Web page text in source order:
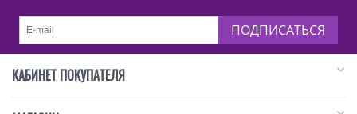
ПОДПИСАТЬСЯ
КАБИНЕТ ПОКУПАТЕЛЯ